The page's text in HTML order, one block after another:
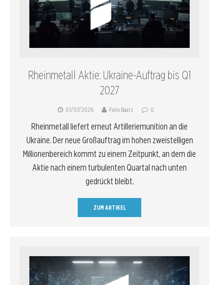
Rheinmetall Aktie: Ukraine-Auftrag bis Q1
2027
01/07/2026 Felix Baarz 0
Rheinmetall liefert erneut Artilleriemunition an die
Ukraine. Der neue Großauftrag im hohen zweistelligen
Millionenbereich kommt zu einem Zeitpunkt, an dem die
Aktie nach einem turbulenten Quartal nach unten
gedrückt bleibt.
ZUM ARTIKEL